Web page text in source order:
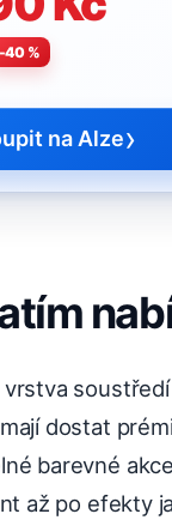
-40 %
na Alze›
dostat
barevné
až po efekty